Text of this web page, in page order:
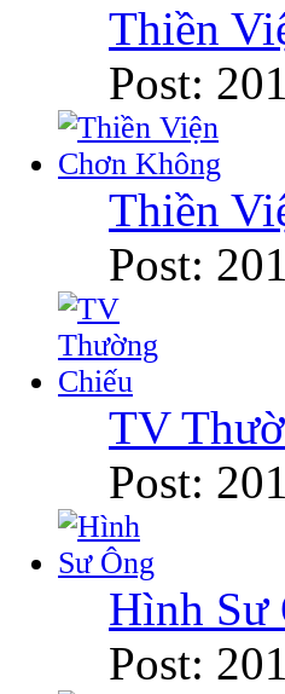
Thiền
Post:
Thiền
Post:
TV
Post:
Hình Sư
Post: